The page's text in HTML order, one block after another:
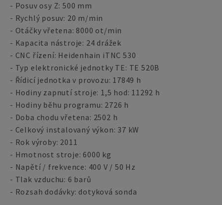
- Posuv osy Z: 500 mm
- Rychlý posuv: 20 m/min
- Otáčky vřetena: 8000 ot/min
- Kapacita nástroje: 24 drážek
- CNC řízení: Heidenhain iTNC 530
- Typ elektronické jednotky TE: TE 520B
- Řídicí jednotka v provozu: 17849 h
- Hodiny zapnutí stroje: 1,5 hod: 11292 h
- Hodiny běhu programu: 2726 h
- Doba chodu vřetena: 2502 h
- Celkový instalovaný výkon: 37 kW
- Rok výroby: 2011
- Hmotnost stroje: 6000 kg
- Napětí / frekvence: 400 V / 50 Hz
- Tlak vzduchu: 6 barů
- Rozsah dodávky: dotyková sonda